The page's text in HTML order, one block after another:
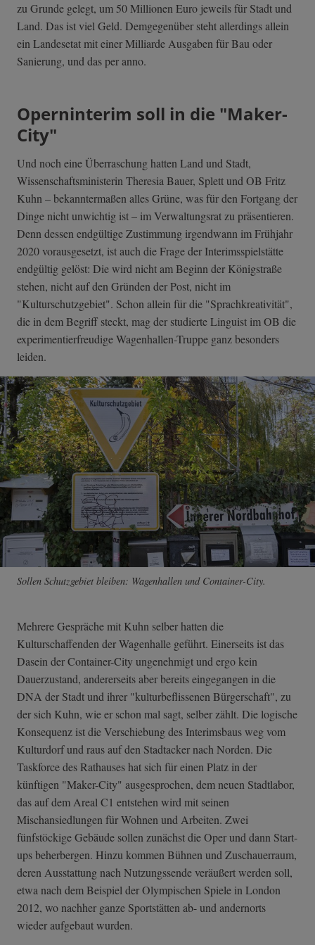
zu Grunde gelegt, um 50 Millionen Euro jeweils für Stadt und
Land. Das ist viel Geld. Demgegenüber steht allerdings allein
ein Landesetat mit einer Milliarde Ausgaben für Bau oder
Sanierung, und das per anno.
Operninterim soll in die "Maker-
City"
Und noch eine Überraschung hatten Land und Stadt,
Wissenschaftsministerin Theresia Bauer, Splett und OB Fritz
Kuhn – bekanntermaßen alles Grüne, was für den Fortgang der
Dinge nicht unwichtig ist – im Verwaltungsrat zu präsentieren.
Denn dessen endgültige Zustimmung irgendwann im Frühjahr
2020 vorausgesetzt, ist auch die Frage der Interimsspielstätte
endgültig gelöst: Die wird nicht am Beginn der Königstraße
stehen, nicht auf den Gründen der Post, nicht im
"Kulturschutzgebiet". Schon allein für die "Sprachkreativität",
die in dem Begriff steckt, mag der studierte Linguist im OB die
experimentierfreudige Wagenhallen-Truppe ganz besonders
leiden.
Sollen Schutzgebiet bleiben: Wagenhallen und Container-City.
Mehrere Gespräche mit Kuhn selber hatten die
Kulturschaffenden der Wagenhalle geführt. Einerseits ist das
Dasein der Container-City ungenehmigt und ergo kein
Dauerzustand, andererseits aber bereits eingegangen in die
DNA der Stadt und ihrer "kulturbeflissenen Bürgerschaft", zu
der sich Kuhn, wie er schon mal sagt, selber zählt. Die logische
Konsequenz ist die Verschiebung des Interimsbaus weg vom
Kulturdorf und raus auf den Stadtacker nach Norden. Die
Taskforce des Rathauses hat sich für einen Platz in der
künftigen "Maker-City" ausgesprochen, dem neuen Stadtlabor,
das auf dem Areal C1 entstehen wird mit seinen
Mischansiedlungen für Wohnen und Arbeiten. Zwei
fünfstöckige Gebäude sollen zunächst die Oper und dann Start-
ups beherbergen. Hinzu kommen Bühnen und Zuschauerraum,
deren Ausstattung nach Nutzungssende veräußert werden soll,
etwa nach dem Beispiel der Olympischen Spiele in London
2012, wo nachher ganze Sportstätten ab- und andernorts
wieder aufgebaut wurden.